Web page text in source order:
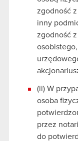
używanie
zgodność
inny
zgodność
(ii) W
osoba
przez
do